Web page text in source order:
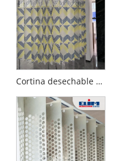
Cortina desechable de malla perforada integral con patrón impreso